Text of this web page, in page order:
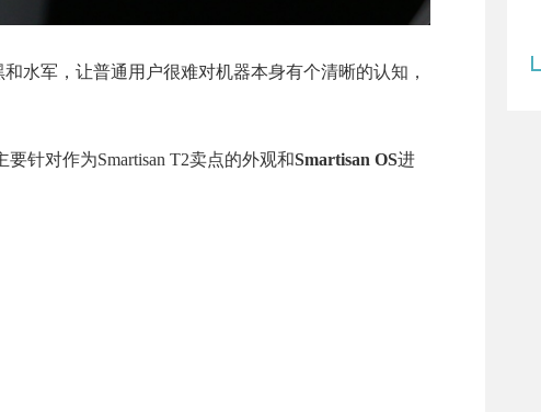
水军，让普通用户很难对机器本身有个清晰的认知，
针对作为Smartisan T2卖点的外观和Smartisan OS进